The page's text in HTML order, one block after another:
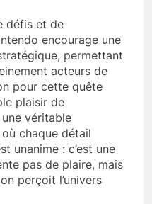
défis et de
encourage une
permettant
acteurs de
pour cette quête
plaisir de
véritable
chaque détail
unanime : c’est une
pas de plaire, mais
perçoit l’univers